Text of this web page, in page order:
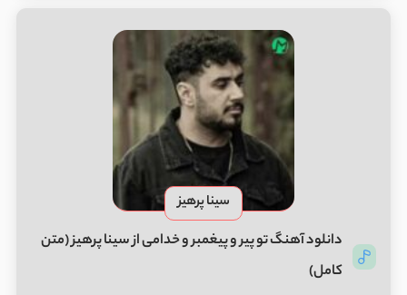
سینا پرهیز
دانلود آهنگ ﺗﻮ ﭘﻴﺮ و ﭘﻴﻐﻤﺒﺮ و ﺧﺪاﻣﻰ از سینا پرهیز (متن
کامل)